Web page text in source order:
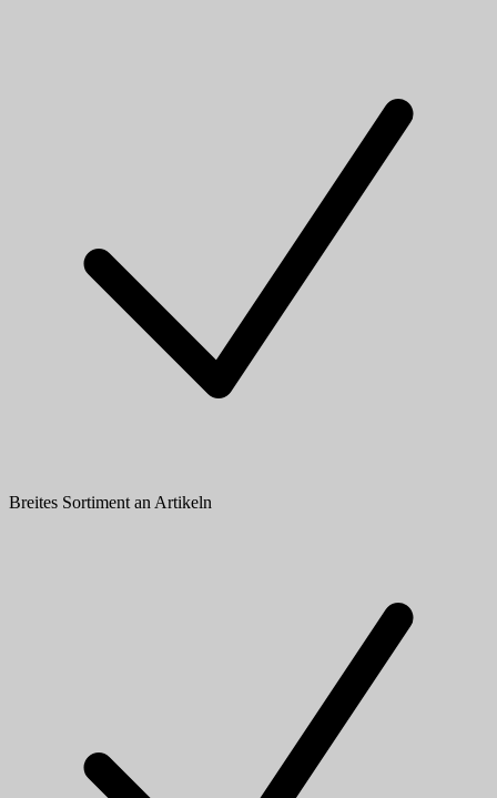
Breites Sortiment an Artikeln